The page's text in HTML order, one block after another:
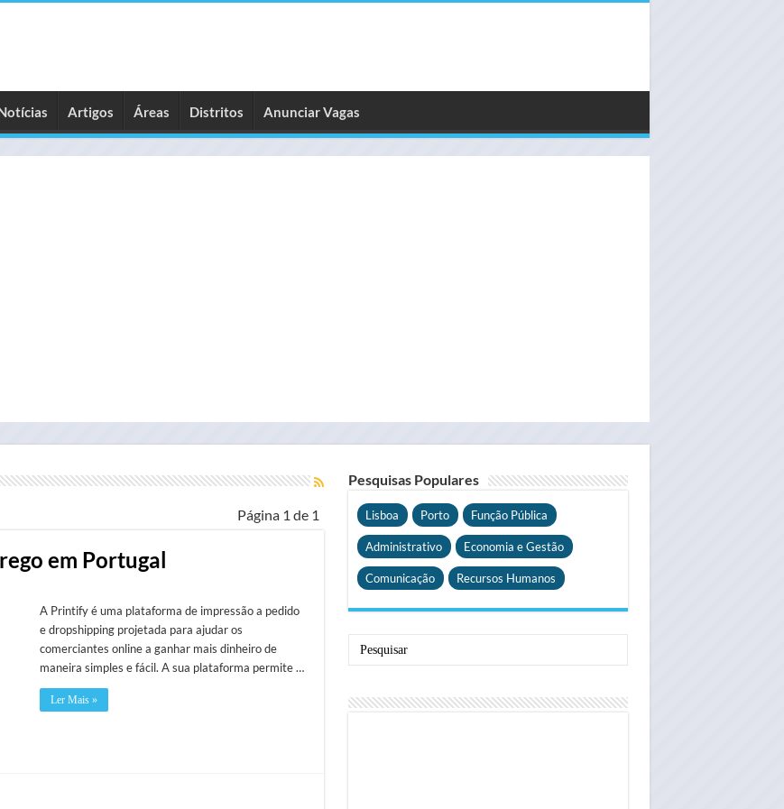
Artigos Áreas Distritos Anunciar Vagas
Página 1 de 1
em Portugal
A Printify é uma plataforma de impressão a pedido
e dropshipping projetada para ajudar os
comerciantes online a ganhar mais dinheiro de
maneira simples e fácil. A sua plataforma permite …
Ler Mais »
Pesquisas Populares
Lisboa Porto Função Pública
Administrativo Economia e Gestão
Comunicação Recursos Humanos